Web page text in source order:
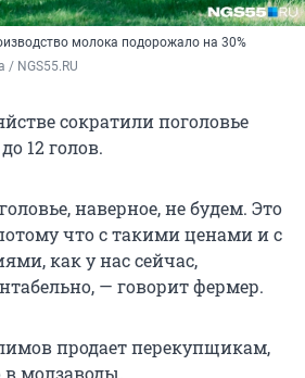
молока подорожало на 30%
/ NGS55.RU
сократили поголовье
12 голов.
наверное, не будем. Это
что с такими ценами и с
как у нас сейчас,
— говорит фермер.
продает перекупщикам,
в молзаводы.